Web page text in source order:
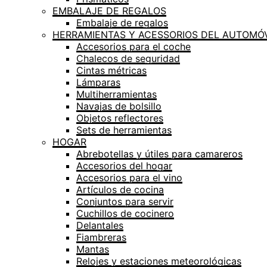
EMBALAJE DE REGALOS
Embalaje de regalos
HERRAMIENTAS Y ACESSORIOS DEL
Accesorios para el coche
Chalecos de seguridad
Cintas métricas
Lámparas
Multiherramientas
Navajas de bolsillo
Objetos reflectores
Sets de herramientas
HOGAR
Abrebotellas y útiles para camareros
Accesorios del hogar
Accesorios para el vino
Artículos de cocina
Conjuntos para servir
Cuchillos de cocinero
Delantales
Fiambreras
Mantas
Relojes y estaciones meteorológicas